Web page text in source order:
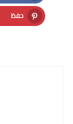
Facebook
حفظ
Pinterest